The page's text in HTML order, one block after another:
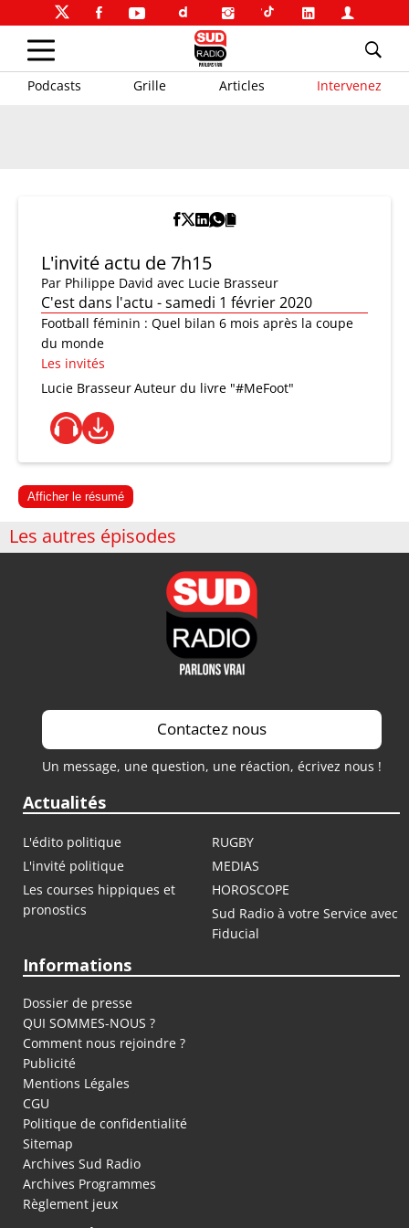
Podcasts Grille Articles Intervenez
L'invité actu de 7h15
Par Philippe David avec Lucie Brasseur
C'est dans l'actu - samedi 1 février 2020
Football féminin : Quel bilan 6 mois après la coupe
du monde
Les invités
Lucie BrasseurAuteur du livre "#MeFoot"
Afficher le résumé
Les autres épisodes
Contactez nous
Un message, une question, une réaction, écrivez nous !
Actualités
L'édito politique
RUGBY
L'invité politique
MEDIAS
Les courses hippiques et
pronostics
HOROSCOPE
Sud Radio à votre Service avec
Fiducial
Informations
Dossier de presse
QUI SOMMES-NOUS ?
Comment nous rejoindre ?
Publicité
Mentions Légales
CGU
Politique de confidentialité
Sitemap
Archives Sud Radio
Archives Programmes
Règlement jeux